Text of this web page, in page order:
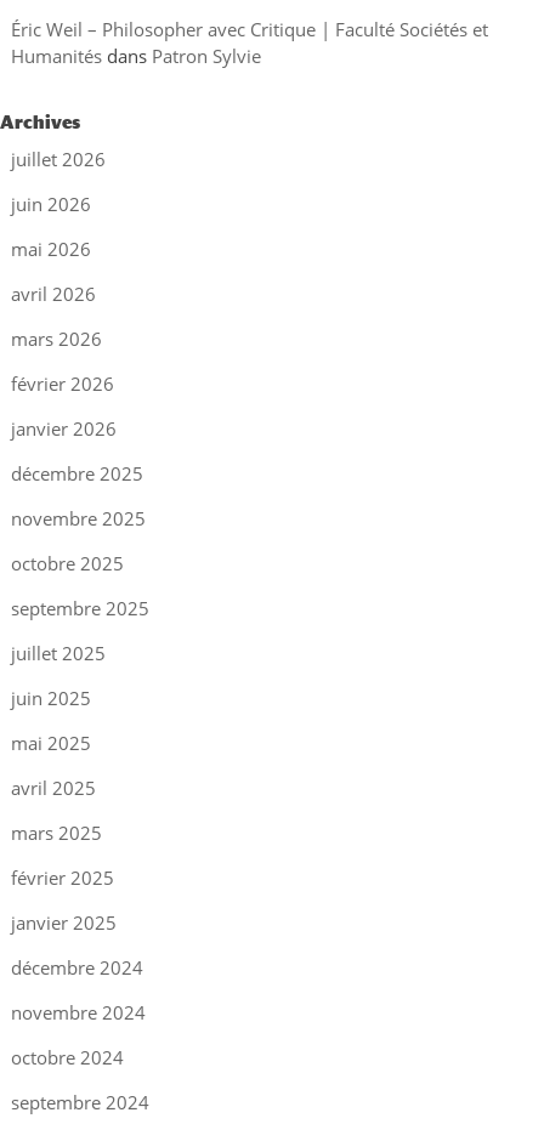
Éric Weil – Philosopher avec Critique | Faculté Sociétés et
Humanitésdans Patron Sylvie
Archives
juillet 2026
juin 2026
mai 2026
avril 2026
mars 2026
février 2026
janvier 2026
décembre 2025
novembre 2025
octobre 2025
septembre 2025
juillet 2025
juin 2025
mai 2025
avril 2025
mars 2025
février 2025
janvier 2025
décembre 2024
novembre 2024
octobre 2024
septembre 2024